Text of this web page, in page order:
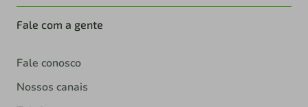
Fale com a gente
Fale conosco
Nossos canais